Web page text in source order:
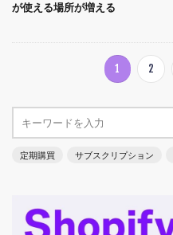
が使える場所が増える
1 2
定期購買 サブスクリプション